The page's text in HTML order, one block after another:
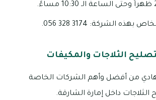
الشركة: 3174 328 056.
الثلاجات والمكيفات
من أفضل وأهم الشركات الخاصة
داخل إمارة الشارقة.